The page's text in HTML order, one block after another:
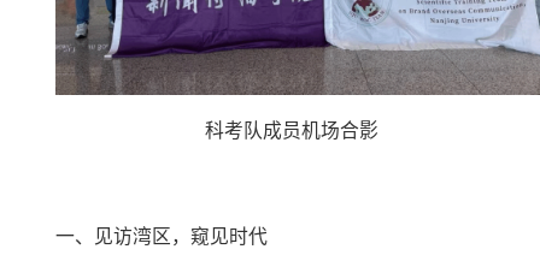
科考队成员机场合影
一、 见访湾区，窥见时代